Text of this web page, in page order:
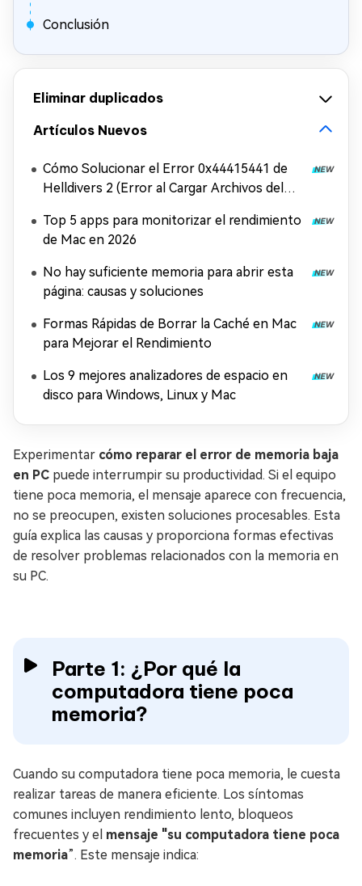
Conclusión
Eliminar duplicados
Artículos Nuevos
Cómo Solucionar el Error 0x44415441 de
Helldivers 2 (Error al Cargar Archivos del
Top 5 apps para monitorizar el rendimiento
de Mac en 2026
No hay suficiente memoria para abrir esta
página: causas y soluciones
Formas Rápidas de Borrar la Caché en Mac
para Mejorar el Rendimiento
Los 9 mejores analizadores de espacio en
disco para Windows, Linux y Mac
Experimentar cómo reparar el error de memoria baja
en PC puede interrumpir su productividad. Si el equipo
tiene poca memoria, el mensaje aparece con frecuencia,
no se preocupen, existen soluciones procesables. Esta
guía explica las causas y proporciona formas efectivas
de resolver problemas relacionados con la memoria en
su PC.
Parte 1: ¿Por qué la
computadora tiene poca
memoria?
Cuando su computadora tiene poca memoria, le cuesta
realizar tareas de manera eficiente. Los síntomas
comunes incluyen rendimiento lento, bloqueos
frecuentes y el mensaje "su computadora tiene poca
memoria”. Este mensaje indica: